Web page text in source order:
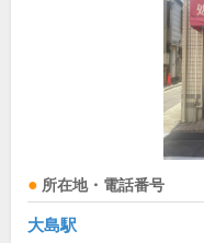
所在地・電話番号
大島駅